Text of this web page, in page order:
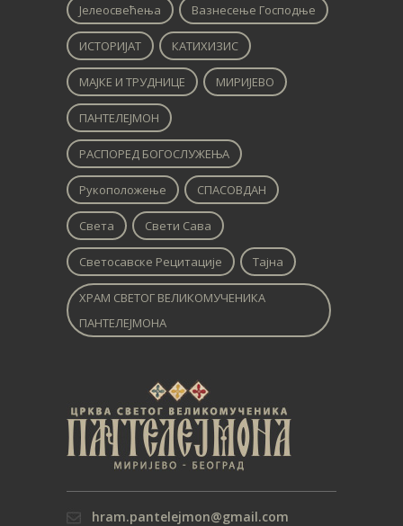
Јелеосвећења Вазнесење Господње
ИСТОРИЈАТ КАТИХИЗИС
МАЈКЕ И ТРУДНИЦЕ МИРИЈЕВО
ПАНТЕЛЕЈМОН
РАСПОРЕД БОГОСЛУЖЕЊА
Рукоположење СПАСОВДАН
Света Свети Сава
Светосавске Рецитације Тајна
ХРАМ СВЕТОГ ВЕЛИКОМУЧЕНИКА
ПАНТЕЛЕЈМОНА
hram.pantelejmon@gmail.com